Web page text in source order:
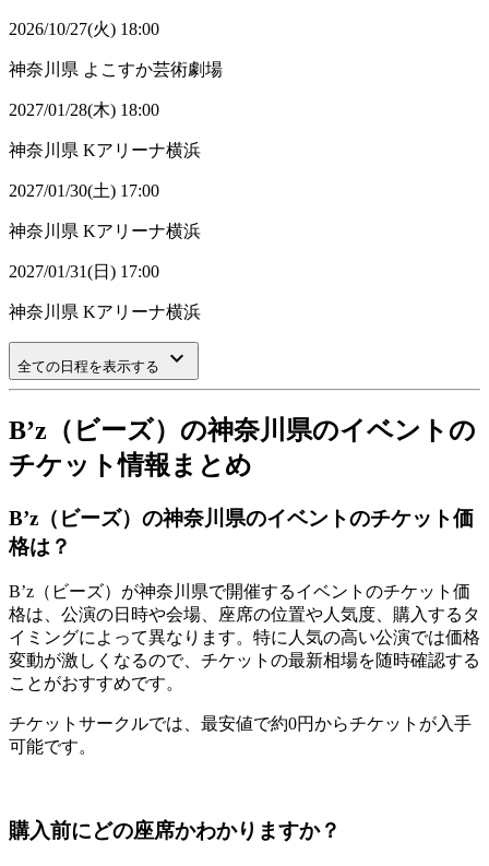
2026/10/27(火) 18:00
神奈川県 よこすか芸術劇場
2027/01/28(木) 18:00
神奈川県 Kアリーナ横浜
2027/01/30(土) 17:00
神奈川県 Kアリーナ横浜
2027/01/31(日) 17:00
神奈川県 Kアリーナ横浜
全ての日程を表示する keyboard_arrow_down
B’z（ビーズ）の神奈川県のイベントの
チケット情報まとめ
B’z（ビーズ）の神奈川県のイベントのチケット価
格は？
B’z（ビーズ）が神奈川県で開催するイベントのチケット価
格は、公演の日時や会場、座席の位置や人気度、購入するタ
イミングによって異なります。特に人気の高い公演では価格
変動が激しくなるので、チケットの最新相場を随時確認する
ことがおすすめです。
チケットサークルでは、最安値で約0円からチケットが入手
可能です。
購入前にどの座席かわかりますか？